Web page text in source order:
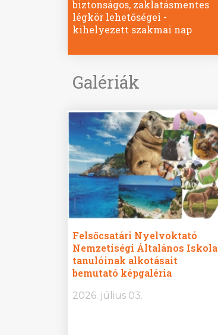
biztonságos, zaklatásmentes
légkör lehetőségei -
kihelyezett szakmai nap
Galériák
Felsőcsatári Nyelvoktató
Nemzetiségi Általános Iskola
tanulóinak alkotásait
bemutató képgaléria
2026. július 03.